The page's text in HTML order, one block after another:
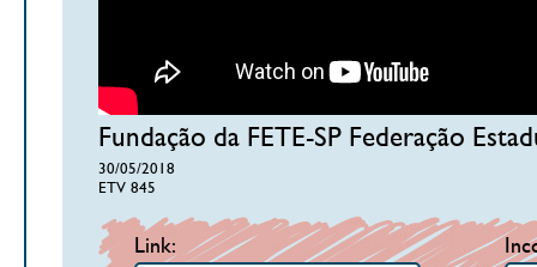
Fundação da FETE-SP Federação
30/05/2018
ETV 845
Link: